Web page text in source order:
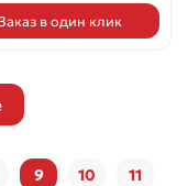
в один клик
9 10 11